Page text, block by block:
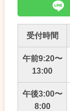
受付時間
午前9:20〜
13:00
午後3:00〜
8:00